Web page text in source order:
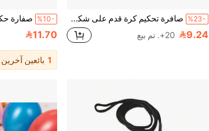
%23- صافرة تحكيم كرة قدم على شكل دولفين منصهر للرياضات الخارجية والتخييم والبقاء على قيد الحياة، صافرة احترافية
9.24 20+. تم بيع
%10-
11.70
1 بائعين آخرين